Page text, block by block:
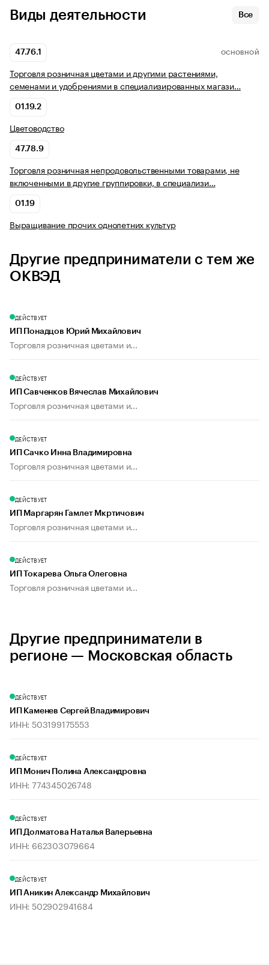
Виды деятельности Все
47.76.1 ОСНОВНОЙ
Торговля розничная цветами и другими растениями,
семенами и удобрениями в специализированных магази…
01.19.2
Цветоводство
47.78.9
Торговля розничная непродовольственными товарами, не
включенными в другие группировки, в специализи…
01.19
Выращивание прочих однолетних культур
Другие предприниматели с тем же
ОКВЭД
ДЕЙСТВУЕТ
ИП Понадцов Юрий Михайлович
Торговля розничная цветами и...
ДЕЙСТВУЕТ
ИП Савченков Вячеслав Михайлович
Торговля розничная цветами и...
ДЕЙСТВУЕТ
ИП Сачко Инна Владимировна
Торговля розничная цветами и...
ДЕЙСТВУЕТ
ИП Маргарян Гамлет Мкртичович
Торговля розничная цветами и...
ДЕЙСТВУЕТ
ИП Токарева Ольга Олеговна
Торговля розничная цветами и...
Другие предприниматели в
регионе — Московская область
ДЕЙСТВУЕТ
ИП Каменев Сергей Владимирович
ИНН: 503199175553
ДЕЙСТВУЕТ
ИП Монич Полина Александровна
ИНН: 774345026748
ДЕЙСТВУЕТ
ИП Долматова Наталья Валерьевна
ИНН: 662303079664
ДЕЙСТВУЕТ
ИП Аникин Александр Михайлович
ИНН: 502902941684